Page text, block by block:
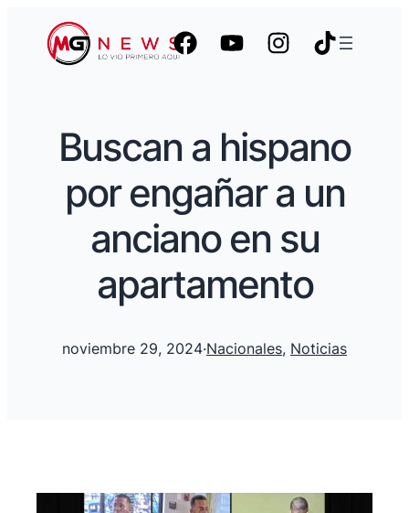
Buscan a hispano
por engañar a un
anciano en su
apartamento
noviembre 29, 2024·Nacionales, Noticias